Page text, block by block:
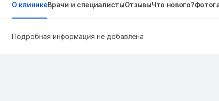
О клиникеВрачи и специалистыОтзывыЧто нового?
Подробная информация не добавлена